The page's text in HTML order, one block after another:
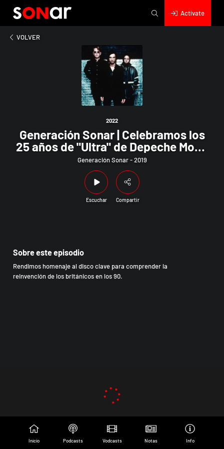
Actívate
VOLVER
2022
Generación Sonar | Celebramos los
25 años de "Ultra" de Depeche Mode
junto a Hernán Rojas en el Especial
AM
Generación Sonar - 2019
Escuchar Compartir
2022
Sonar | Celebramos los 25 años de "Ultra" de Depeche
Sobre este episodio
Rendimos homenaje al disco clave para comprender la
reinvención de los británicos en los 90.
Inicio Podcasts Vodcasts Notas Info